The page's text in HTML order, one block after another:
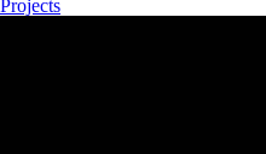
Projects